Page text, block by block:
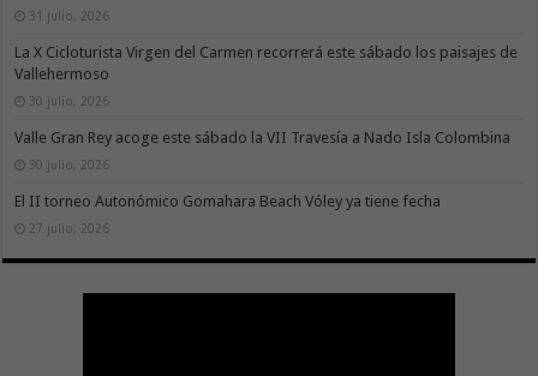
31 julio, 2026
La X Cicloturista Virgen del Carmen recorrerá este sábado los paisajes de
Vallehermoso
30 julio, 2026
Valle Gran Rey acoge este sábado la VII Travesía a Nado Isla Colombina
30 julio, 2026
El II torneo Autonómico Gomahara Beach Vóley ya tiene fecha
27 julio, 2026